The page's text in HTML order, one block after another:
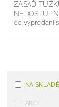
ZASAĎ
do vyprodání
NA SKLADĚ
AKCE